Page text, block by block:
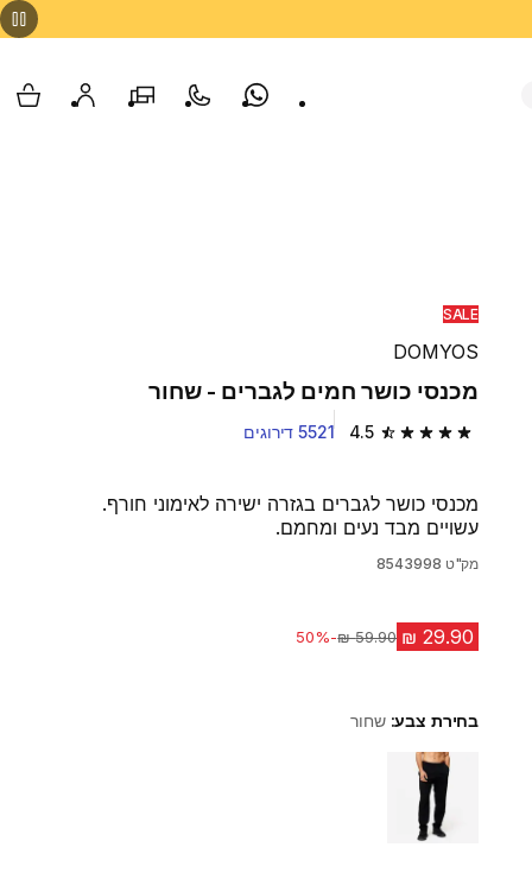
Whatsappצור קשרהסניפים שלנוהחשבון שלי
SALE
DOMYOS
מכנסי כושר חמים לגברים - שחור
4.5 4.5 out of 5 stars from 5521 reviews 5521 דירוגים
מכנסי כושר לגברים בגזרה ישירה לאימוני חורף.
עשויים מבד נעים ומחמם.
מק"ט 8543998
מחיר לפני הנחה‏59.90 ₪
-50%
בחירת צבע:שחור
Choose a variant